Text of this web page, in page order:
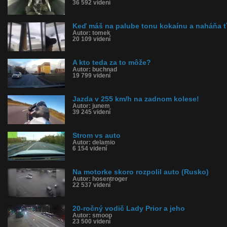
36 592 videní
Keď máš na palube tonu kokaínu a naháňa
Autor: tomek
20 109 videní
A kto teda za to môže?
Autor: buchnad
19 799 videní
Jazda v 255 km/h na zadnom kolese!
Autor: junem
39 245 videní
Strom vs auto
Autor: delamio
6 154 videní
Na motorke skoro rozpolil auto (Rusko)
Autor: hosentroger
22 537 videní
20-ročný vodič Lady Prior a jeho
Autor: smoop
23 500 videní